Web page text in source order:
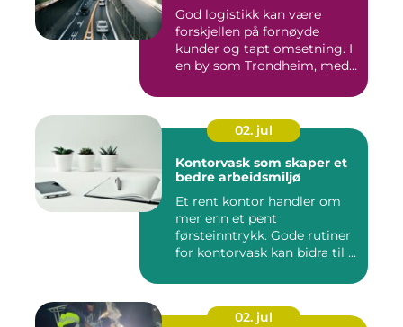
God logistikk kan være
forskjellen på fornøyde
kunder og tapt omsetning. I
en by som Trondheim, med
02. jul
Kontorvask som skaper et
bedre arbeidsmiljø
Et rent kontor handler om
mer enn et pent
førsteinntrykk. Gode rutiner
for kontorvask kan bidra til ...
02. jul